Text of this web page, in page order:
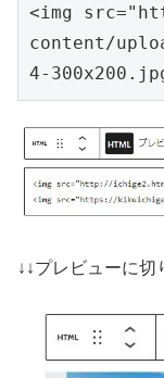
<img
content/
4-
↓↓プレビューに切